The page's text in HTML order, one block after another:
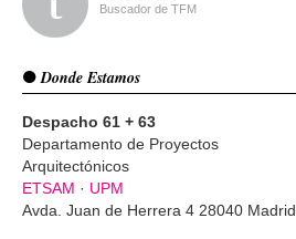
Buscador de TFM
Donde Estamos
Despacho 61 + 63
Departamento de Proyectos
Arquitectónicos
ETSAM · UPM
Avda. Juan de Herrera 4 28040 Madrid